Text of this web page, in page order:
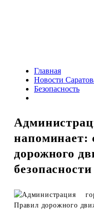
Главная
Новости
Безопасность
напоминает:
дорожного
безопасности